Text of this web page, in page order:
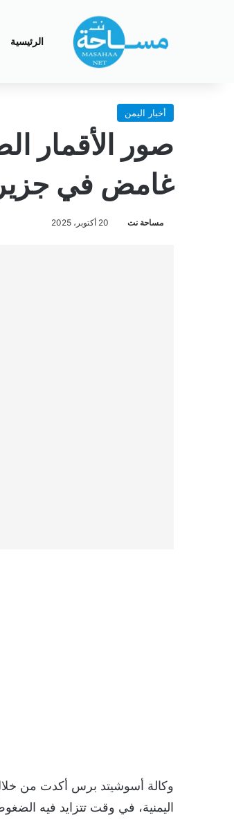
الرئيسية
أخبار اليمن
صور الأقمار
غامض في
مساحة نت 20 أكتوبر، 2025
وكالة أسوشيتد برس أكدت من
اليمنية، في وقت تتزايد فيه